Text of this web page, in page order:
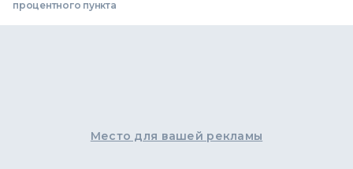
процентного пункта
Место для вашей рекламы